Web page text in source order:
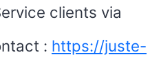
clients via
: https://juste-